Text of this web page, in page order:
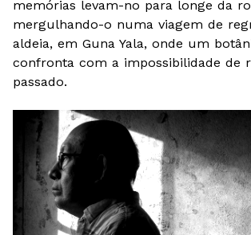
memórias levam-no para longe da
mergulhando-o numa viagem de
aldeia, em Guna Yala, onde um
confronta com a impossibilidade de
passado.